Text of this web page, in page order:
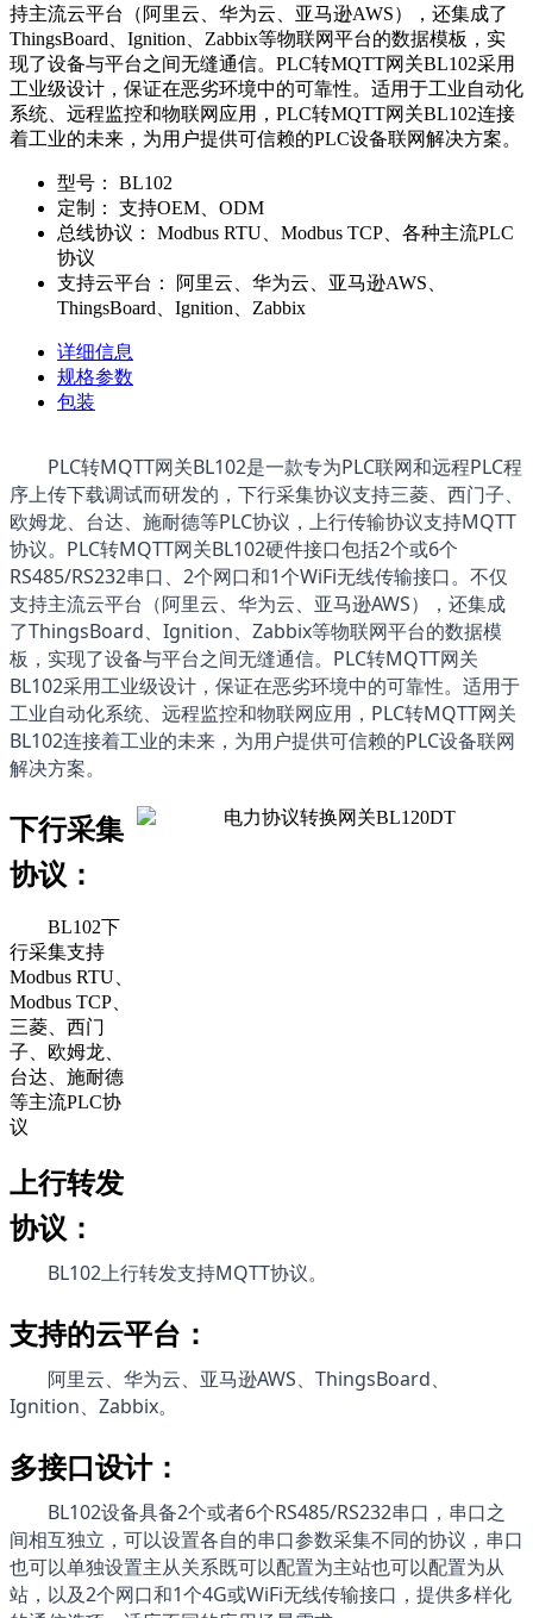
持主流云平台（阿里云、华为云、亚马逊AWS），还集成了
ThingsBoard、Ignition、Zabbix等物联网平台的数据模板，实
现了设备与平台之间无缝通信。PLC转MQTT网关BL102采用
工业级设计，保证在恶劣环境中的可靠性。适用于工业自动化
系统、远程监控和物联网应用，PLC转MQTT网关BL102连接
着工业的未来，为用户提供可信赖的PLC设备联网解决方案。
型号：
BL102
定制：
支持OEM、ODM
总线协议：
Modbus RTU、Modbus TCP、各种主流PLC
协议
支持云平台：
阿里云、华为云、亚马逊AWS、
ThingsBoard、Ignition、Zabbix
详细信息
规格参数
包装
PLC转MQTT网关BL102是一款专为PLC联网和远程PLC程
序上传下载调试而研发的，下行采集协议支持三菱、西门子、
欧姆龙、台达、施耐德等PLC协议，上行传输协议支持MQTT
协议。 PLC转MQTT网关BL102硬件接口包括2个或6个
RS485/RS232串口、2个网口和1个WiFi无线传输接口。不仅
支持主流云平台（阿里云、华为云、亚马逊AWS），还集成
了ThingsBoard、Ignition、Zabbix等物联网平台的数据模
板，实现了设备与平台之间无缝通信。 PLC转MQTT网关
BL102采用工业级设计，保证在恶劣环境中的可靠性。适用于
工业自动化系统、远程监控和物联网应用， PLC转MQTT网关
BL102连接着工业的未来，为用户提供可信赖的PLC设备联网
解决方案。
下行采集
协议：
BL102下
行采集支持
Modbus RTU、
Modbus TCP、
三菱、西门
子、欧姆龙、
台达、施耐德
等主流PLC协
议
上行转发
协议：
BL102上行转发支持MQTT协议。
支持的云平台：
阿里云、华为云、亚马逊AWS、ThingsBoard、
Ignition、Zabbix。
多接口设计：
BL102设备具备2个或者6个RS485/RS232串口，串口之
间相互独立，可以设置各自的串口参数采集不同的协议，串口
也可以单独设置主从关系既可以配置为主站也可以配置为从
站，以及2个网口和1个4G或WiFi无线传输接口，提供多样化